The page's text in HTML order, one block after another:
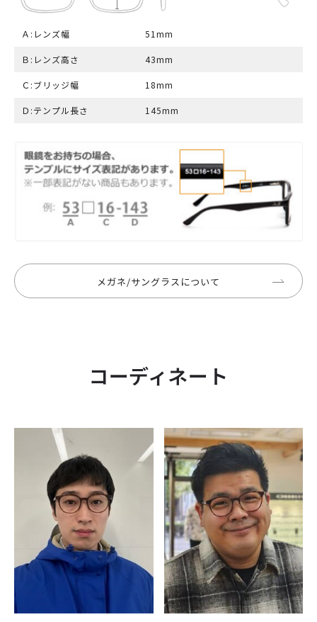
Ａ:レンズ幅 51mm
Ｂ:レンズ高さ 43mm
Ｃ:ブリッジ幅 18mm
Ｄ:テンプル長さ 145mm
メガネ/サングラスについて
コーディネート